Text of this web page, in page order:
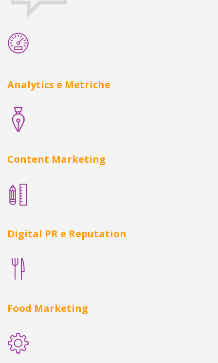
Analytics e Metriche
Content Marketing
Digital PR e Reputation
Food Marketing